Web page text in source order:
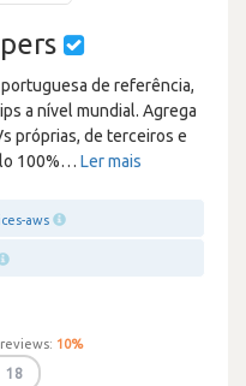
de referência,
a nível mundial. Agrega
próprias, de terceiros e
100%… Ler mais
aws
10%
18